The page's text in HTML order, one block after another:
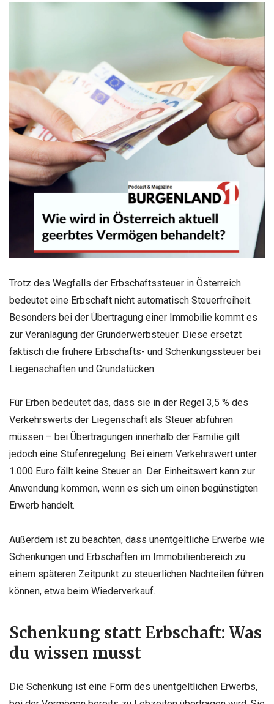
Trotz des Wegfalls der Erbschaftssteuer in Österreich
bedeutet eine Erbschaft nicht automatisch Steuerfreiheit.
Besonders bei der Übertragung einer Immobilie kommt es
zur Veranlagung der Grunderwerbsteuer. Diese ersetzt
faktisch die frühere Erbschafts- und Schenkungssteuer bei
Liegenschaften und Grundstücken.
Für Erben bedeutet das, dass sie in der Regel 3,5 % des
Verkehrswerts der Liegenschaft als Steuer abführen
müssen – bei Übertragungen innerhalb der Familie gilt
jedoch eine Stufenregelung. Bei einem Verkehrswert unter
1.000 Euro fällt keine Steuer an. Der Einheitswert kann zur
Anwendung kommen, wenn es sich um einen begünstigten
Erwerb handelt.
Außerdem ist zu beachten, dass unentgeltliche Erwerbe wie
Schenkungen und Erbschaften im Immobilienbereich zu
einem späteren Zeitpunkt zu steuerlichen Nachteilen führen
können, etwa beim Wiederverkauf.
Schenkung statt Erbschaft: Was
du wissen musst
Die Schenkung ist eine Form des unentgeltlichen Erwerbs,